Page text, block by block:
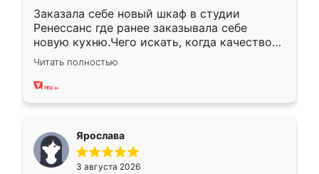
Заказала себе новый шкаф в студии
Ренессанс где ранее заказывала себе
новую кухню.Чего искать, когда качеством
вполне довольна. Служит кухня уже почти
два года, нареканий нет.
Читать полностью
Ярослава
3 августа 2026